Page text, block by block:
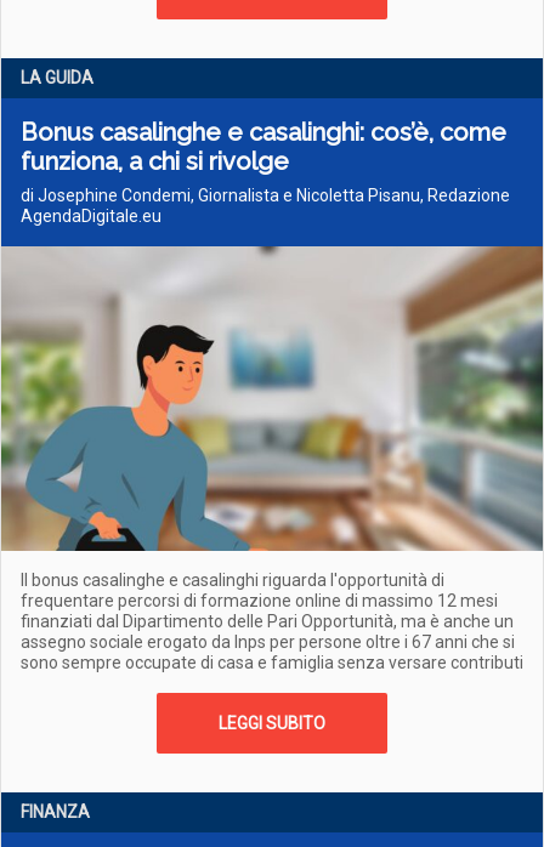
LA GUIDA
Bonus casalinghe e casalinghi: cos’è, come
funziona, a chi si rivolge
di Josephine Condemi, Giornalista e Nicoletta Pisanu, Redazione
AgendaDigitale.eu
Il bonus casalinghe e casalinghi riguarda l'opportunità di
frequentare percorsi di formazione online di massimo 12 mesi
finanziati dal Dipartimento delle Pari Opportunità, ma è anche un
assegno sociale erogato da Inps per persone oltre i 67 anni che si
sono sempre occupate di casa e famiglia senza versare contributi
LEGGI SUBITO
FINANZA